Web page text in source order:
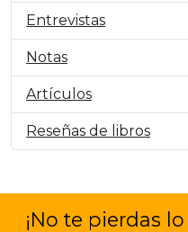
Entrevistas
Notas
Artículos
Reseñas de libros
¡No te pierdas